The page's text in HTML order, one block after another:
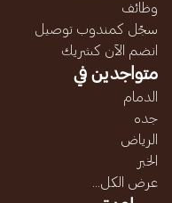
وظائف
سجّل كمندوب توصيل
انضم الآن كشريك
متواجدين في
الدمام
جده
الرياض
الخبر
عرض الكل...